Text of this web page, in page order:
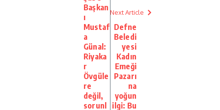
Başkan
ı
Mustaf
a
Günal:
Riyaka
r
Övgüle
re
değil,
sorunl
Next Article
Defne
Beledi
yesi
Kadın
Emeği
Pazarı
na
yoğun
ilgi: Bu